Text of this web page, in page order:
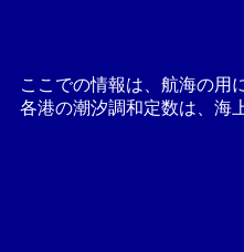
ここでの情報は、航海の用
各港の潮汐調和定数は、海